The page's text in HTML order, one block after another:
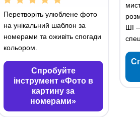
Перетворіть улюблене фото
на унікальний шаблон за
номерами та оживіть спогади
кольором.
Спробуйте
інструмент «Фото в
картину за
номерами»
ШІ